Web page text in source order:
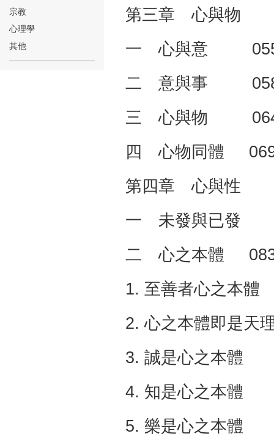
宗教
心理學
其他
第三章 心與
一 心與意
二 意與事
三 心與物
四 心物同體
第四章 心與
一 未發與已
二 心之本體
1. 至善者心之本
2. 心之本體即是天
3. 誠是心之本
4. 知是心之本
5. 樂是心之本